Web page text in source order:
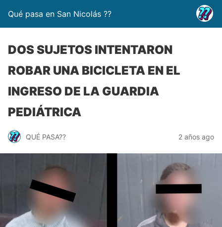
Qué pasa en San Nicolás ??
DOS SUJETOS INTENTARON
ROBAR UNA BICICLETA EN EL
INGRESO DE LA GUARDIA
PEDIÁTRICA
QUÉ PASA?? 2 años ago